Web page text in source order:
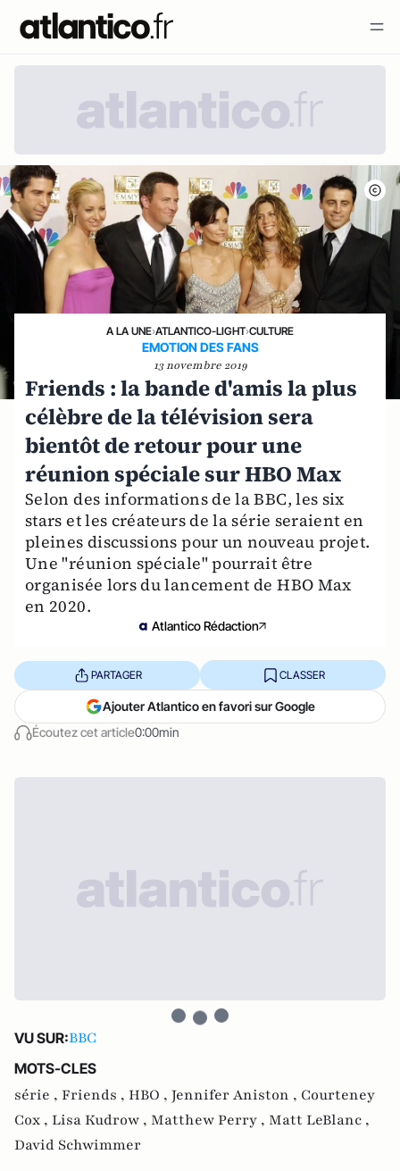
A LA UNE›ATLANTICO-LIGHT›CULTURE
EMOTION DES FANS
13 novembre 2019
Friends : la bande d'amis la plus
célèbre de la télévision sera
bientôt de retour pour une
réunion spéciale sur HBO Max
Selon des informations de la BBC, les six
stars et les créateurs de la série seraient en
pleines discussions pour un nouveau projet.
Une "réunion spéciale" pourrait être
organisée lors du lancement de HBO Max
en 2020.
Atlantico Rédaction
Écoutez cet article0:00min
PARTAGER CLASSER
Ajouter Atlantico en favori sur Google
VU SUR:BBC
MOTS-CLES
série , Friends , HBO , Jennifer Aniston , Courteney
Cox , Lisa Kudrow , Matthew Perry , Matt LeBlanc ,
David Schwimmer